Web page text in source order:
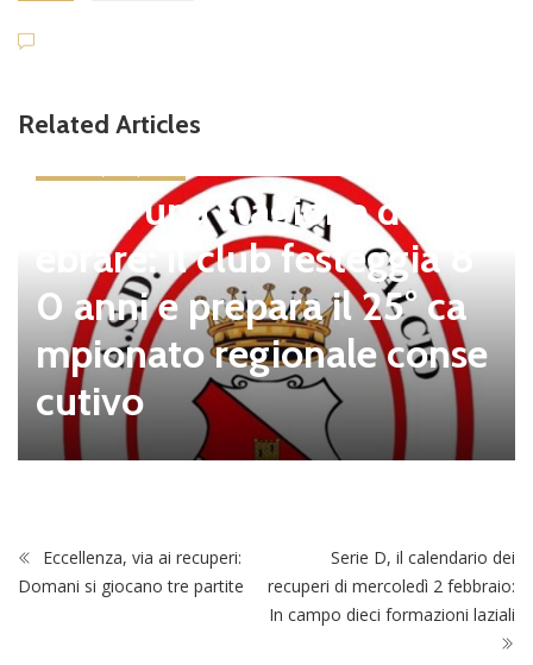
Related Articles
Tolfa, una stagione da cel
ebrare: il club festeggia 8
0 anni e prepara il 25° ca
mpionato regionale conse
cutivo
Eccellenza, via ai recuperi:
Domani si giocano tre partite
Serie D, il calendario dei
recuperi di mercoledì 2 febbraio:
In campo dieci formazioni laziali